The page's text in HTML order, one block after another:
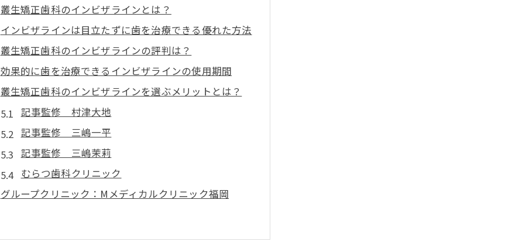
叢生矯正歯科のインビザラインとは？
インビザラインは目立たずに歯を治療できる優れた方法
叢生矯正歯科のインビザラインの評判は？
効果的に歯を治療できるインビザラインの使用期間
叢生矯正歯科のインビザラインを選ぶメリットとは？
記事監修 村津大地
記事監修 三嶋一平
記事監修 三嶋茉莉
むらつ歯科クリニック
グループクリニック：Mメディカルクリニック福岡